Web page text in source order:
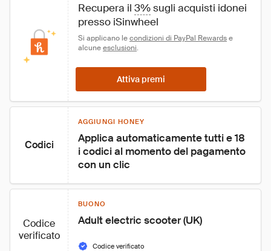
Recupera il 3% sugli acquisti idonei
presso iSinwheel
Si applicano le condizioni di PayPal Rewards e
alcune esclusioni.
Attiva premi
Codici
AGGIUNGI HONEY
Applica automaticamente tutti e 18
i codici al momento del pagamento
con un clic
Codice
verificato
BUONO
Adult electric scooter (UK)
Codice verificato